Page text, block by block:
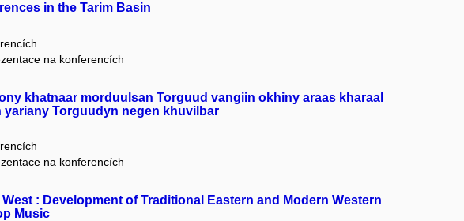
in the Tarim Basin
na konferencích
khatnaar morduulsan Torguud vangiin okhiny araas kharaal
Torguudyn negen khuvilbar
na konferencích
: Development of Traditional Eastern and Modern Western
Music